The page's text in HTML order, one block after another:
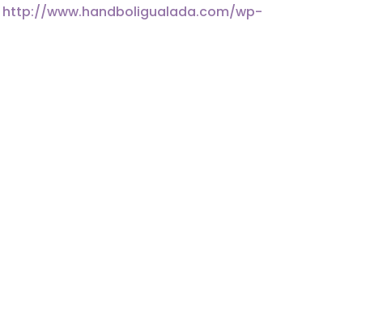
http://www.handboligualada.com/wp-